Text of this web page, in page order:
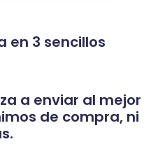
en 3 sencillos
a enviar al mejor
de compra, ni